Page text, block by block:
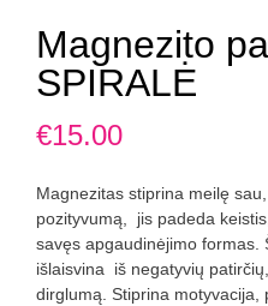
Magnezito
SPIRALĖ
€15.00
Magnezitas stiprina meilę
pozityvumą, jis padeda
savęs apgaudinėjimo formas.
išlaisvina iš negatyvių
dirglumą. Stiprina motyvacija,